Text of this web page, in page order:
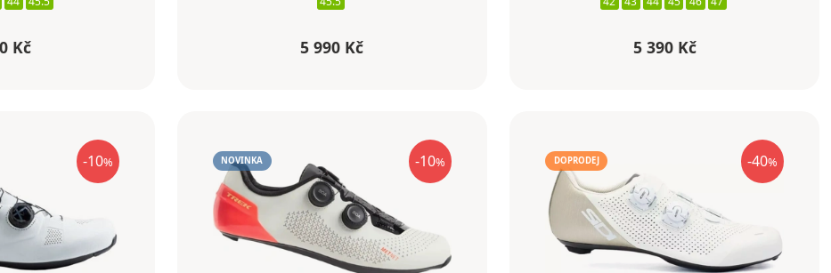
Kč 5 990 Kč 5 390 Kč
-10% -10%
NOVINKA -40%
DOPRODEJ